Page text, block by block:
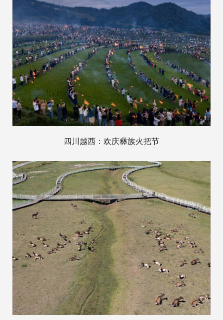
四川越西：欢庆彝族火把节